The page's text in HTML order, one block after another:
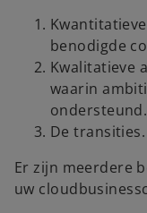
benodigde
Kwalitatieve
waarin
ondersteund.
De transities.
Er zijn meerdere
uw